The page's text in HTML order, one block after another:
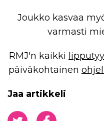
Joukko kasvaa
varmasti
RMJ'n kaikki
päiväkohtainen
Jaa artikkeli